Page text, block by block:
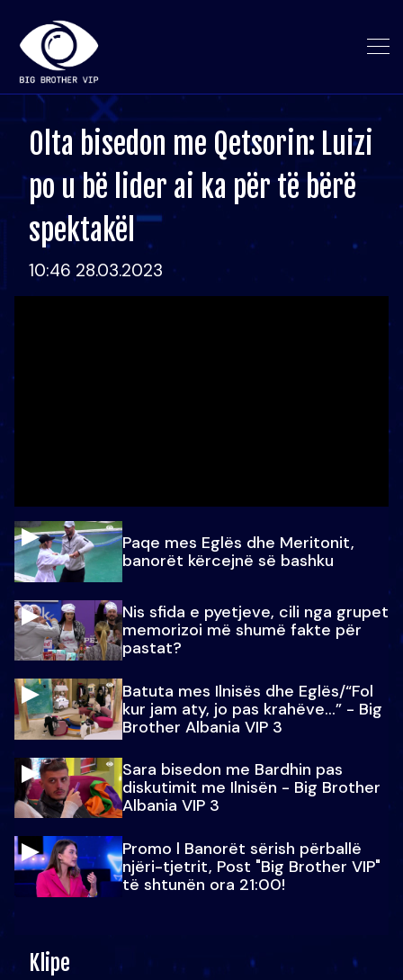
Olta bisedon me Qetsorin: Luizi
po u bë lider ai ka për të bërë
spektakël
10:46 28.03.2023
Paqe mes Eglës dhe Meritonit,
banorët kërcejnë së bashku
Nis sfida e pyetjeve, cili nga grupet
memorizoi më shumë fakte për
pastat?
Batuta mes Ilnisës dhe Eglës/“Fol
kur jam aty, jo pas krahëve…” - Big
Brother Albania VIP 3
Sara bisedon me Bardhin pas
diskutimit me Ilnisën - Big Brother
Albania VIP 3
Promo l Banorët sërish përballë
njëri-tjetrit, Post "Big Brother VIP"
të shtunën ora 21:00!
Klipe